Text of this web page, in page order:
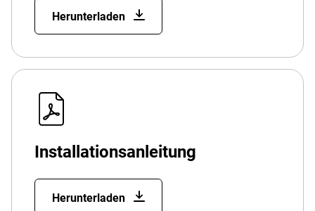
Herunterladen
Installationsanleitung
Herunterladen